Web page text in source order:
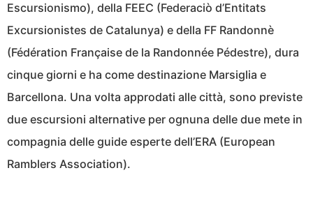
Escursionismo), della FEEC (Federaciò d’Entitats
Excursionistes de Catalunya) e della FF Randonnè
(Fédération Française de la Randonnée Pédestre), dura
cinque giorni e ha come destinazione Marsiglia e
Barcellona. Una volta approdati alle città, sono previste
due escursioni alternative per ognuna delle due mete in
compagnia delle guide esperte dell’ERA (European
Ramblers Association).